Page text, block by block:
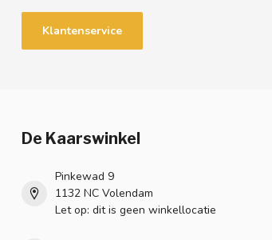
Klantenservice
De Kaarswinkel
Pinkewad 9
1132 NC Volendam
Let op: dit is geen winkellocatie